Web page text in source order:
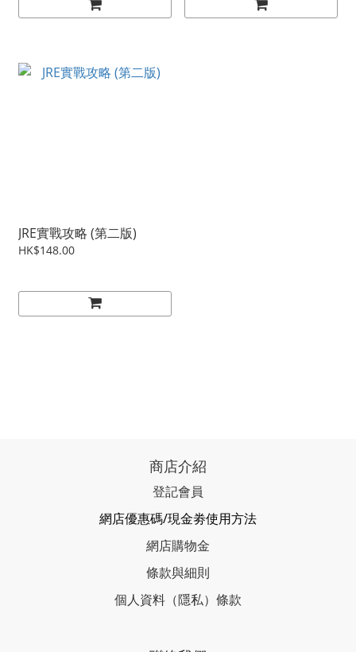
JRE實戰攻略 (第二版)
HK$148.00
商店介紹
登記會員
網店優惠碼/現金劵使用方法
網店購物金
條款與細則
個人資料（隱私）條款